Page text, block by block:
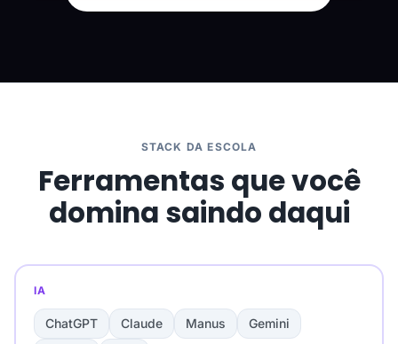
STACK DA ESCOLA
Ferramentas que você
domina saindo daqui
IA
ChatGPT Claude Manus
Gemini